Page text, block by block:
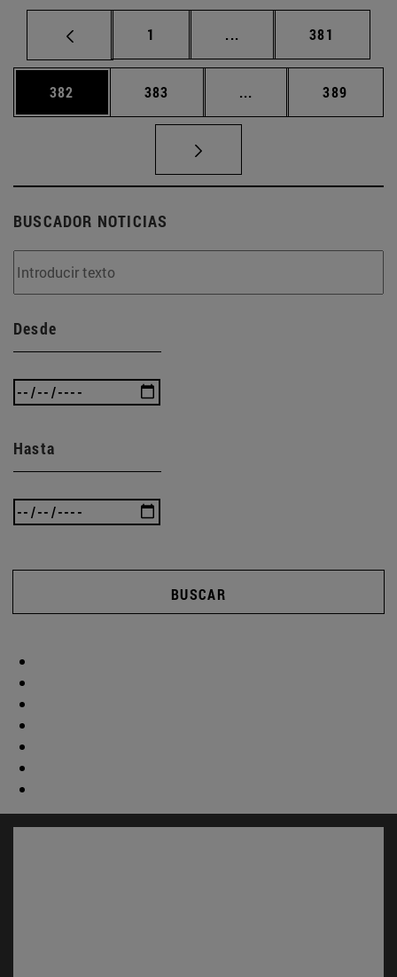
Página
1 ... Páginas intermedias
Página
381
Página
382 Página
383 ... Páginas intermedias
Página
389
BUSCADOR NOTICIAS
Desde
Hasta
BUSCAR